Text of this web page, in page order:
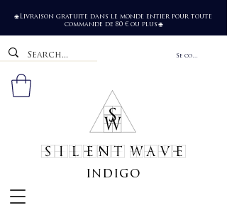
🌐 Livraison gratuite dans le monde entier pour toute
commande de 80 € ou plus 🌐
Se connecter
SILENT WAVE
indigo